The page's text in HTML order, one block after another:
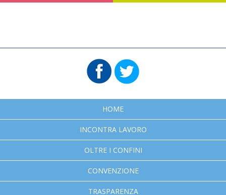
HOME
INCONTRA LAVORO
OLTRE I CONFINI
CONVENZIONE
TRASPARENZA